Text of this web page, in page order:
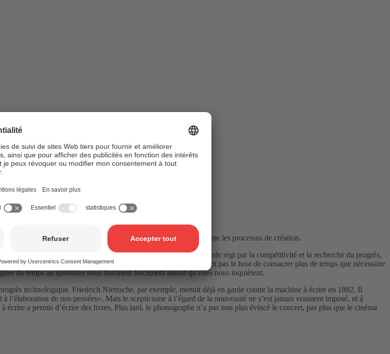
La raison? L’intelligence artificielle générative qui révolutionne les processus de création.
la touche «2» pour taper la lettre «c» dans un SMS. Dans un monde régi par la compétitivité et la recherche du progrès,
perçus comme des initiés. En effet, nous n’avons généralement pas le luxe de consacrer plus de temps que nécessaire
du temps au quotidien nous fascinent forcément autant qu’elles nous inquiètent.
technologique. Friedrich Nietzsche, par exemple, mettait déjà en garde contre la machine à écrire en 1882. Il
de nos pensées». Mais le scepticisme à l’égard de la nouveauté ne s’est jamais vraiment imposé, ni à
a permis d’écrire des livres. Plus tard, le phonographe n’a pas non plus évincé le concert, pas plus que le cinéma